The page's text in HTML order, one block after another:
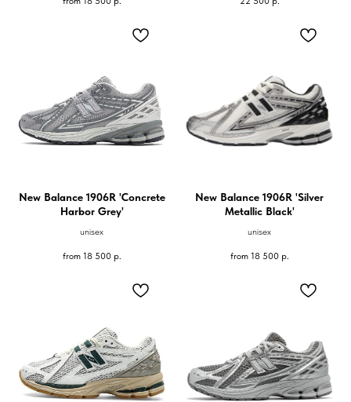
New Balance 1906R 'Concrete
Harbor Grey'
unisex
from 18 500 р.
New Balance 1906R 'Silver
Metallic Black'
unisex
from 18 500 р.